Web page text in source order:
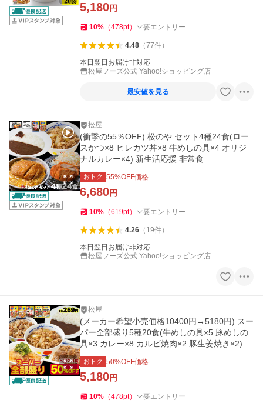
5,180円
10% （478pt） 要エントリー
4.48（77件）
本日翌日お届け非対応
松屋フーズ公式 Yahoo!ショッピング店
最安値を見る
松屋
(衝撃の55％OFF) 松のや セット4種24食(ロー
スかつ×8 ヒレカツ丼×8 牛めしの具×4 オリジ
ナルカレー×4) 新生活応援 非常食
おトク 55%OFF価格
6,680円
10% （619pt） 要エントリー
4.26（ 19件）
本日翌日お届け非対応
松屋フーズ公式 Yahoo!ショッピング店
松屋
(メーカー希望小売価格10400円→5180円) スー
パー全部盛り5種20食(牛めしの具×5 豚めしの
具×3 カレー×8 カルビ焼肉×2 豚生姜焼き×2) 送
料無料 松屋 牛丼
おトク 50%OFF価格
5,180円
10% （478pt） 要エントリー